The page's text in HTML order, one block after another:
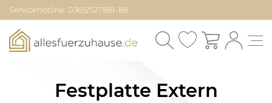
Servicehotline: 0365/527881-88
Festplatte Extern